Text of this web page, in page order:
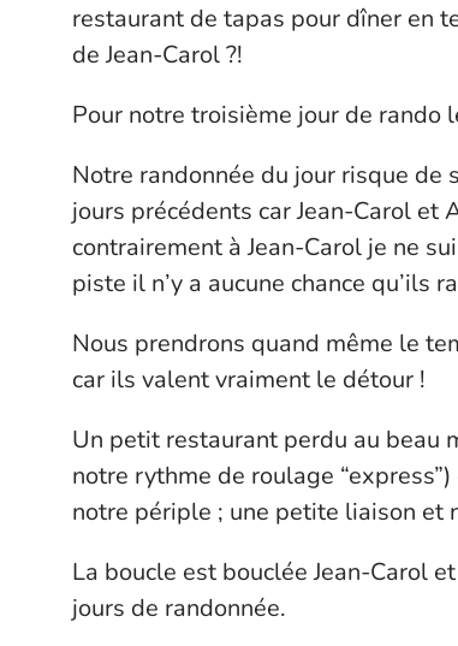
restaurant de tapas pour dîner en
de Jean-Carol ?!
Pour notre troisième jour de rando
Notre randonnée du jour risque de
jours précédents car Jean-Carol
contrairement à Jean-Carol je ne
piste il n’y a aucune chance qu’ils
Nous prendrons quand même le
car ils valent vraiment le détour !
Un petit restaurant perdu au beau
notre rythme de roulage
notre périple ; une petite liaison et
La boucle est bouclée Jean-Carol
jours de randonnée.